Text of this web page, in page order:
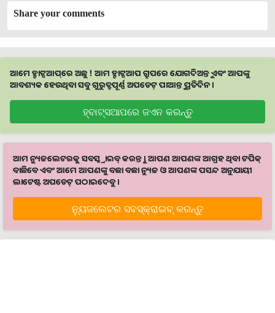
Share your comments
ଆମେ ହ୍ବାଟ୍ସଆପ୍‌ରେ ଅଛୁ ! ଆମ ହ୍ବାଟ୍ସଆପ ଗ୍ରୁପରେ ଯୋଗଦିଅନ୍ତୁ ଏବଂ ଆପଙ୍କୁ
ଆବଶ୍ୟକ ହେଉଥିବା ସବୁ ଗୁରୁତ୍ବପୂର୍ଣ୍ଣ ଅପଡେଟ୍‌ ପାଆନ୍ତୁ ପ୍ରତିଦିନ ।
ହ୍ବାଟ୍ସଆପରେ ଜଏନ କରନ୍ତୁ
ଆମ ନ୍ୟୁଜଲେଟରକୁ ସବସ୍କ୍ରାଇବ୍ କରନ୍ତୁ । ଆପଣ ଆପଣଙ୍କ ଆଗ୍ରହ ଥିବା ଟପିକ୍‌
ବାଛିବେ ଏବଂ ଆମେ ଆପଣଙ୍କୁ ବଛା ବଛା ନ୍ୟୁଜ ଓ ଆପଣଙ୍କ ପସନ୍ଦ ଅନୁଯାୟୀ
ଲାଟେଷ୍ଟ ଅପଡେଟ୍‌ ପଠାଇଦେବୁ ।
ନ୍ୟୁଜଲେଟର ସବସ୍କ୍ରାଇବ୍‌ କରନ୍ତୁ